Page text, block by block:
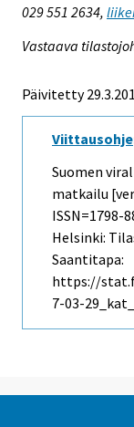
029 551 2634,
Vastaava
Päivitetty
Viittausohje
Suomen
matkailu
ISSN=1798-
Helsinki:
Saantitapa:
https://
7-03-